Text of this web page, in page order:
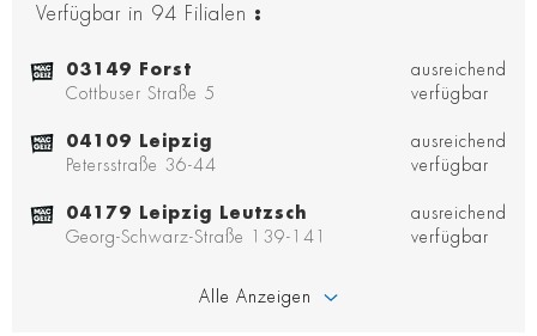
Verfügbar in 94 Filialen :
03149 Forst
Cottbuser Straße 5
ausreichend
verfügbar
04109 Leipzig
Petersstraße 36-44
ausreichend
verfügbar
04179 Leipzig Leutzsch
Georg-Schwarz-Straße 139-141
ausreichend
verfügbar
Alle Anzeigen